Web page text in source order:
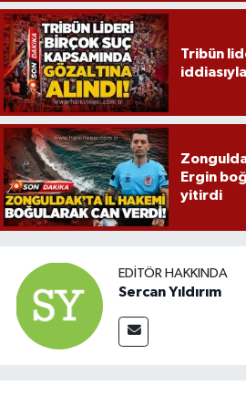
Tribün
Ergin
yitirdi
EDITÖR HAKKINDA
Sercan Yıldırım